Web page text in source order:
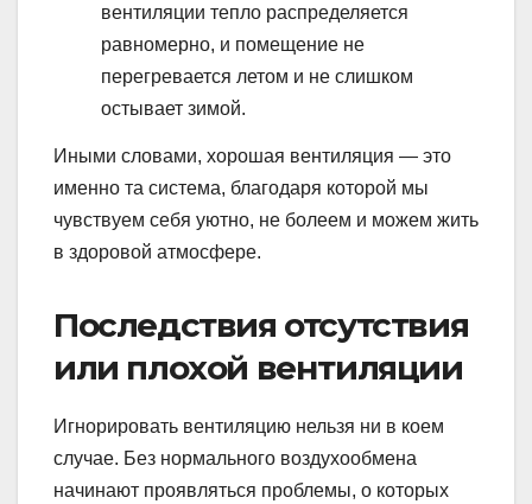
вентиляции тепло распределяется
равномерно, и помещение не
перегревается летом и не слишком
остывает зимой.
Иными словами, хорошая вентиляция — это
именно та система, благодаря которой мы
чувствуем себя уютно, не болеем и можем жить
в здоровой атмосфере.
Последствия отсутствия
или плохой вентиляции
Игнорировать вентиляцию нельзя ни в коем
случае. Без нормального воздухообмена
начинают проявляться проблемы, о которых